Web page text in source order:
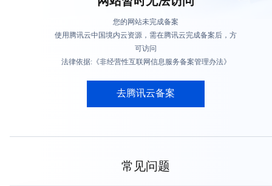
您的网站未完成备案
使用腾讯云中国境内云资源，需在腾讯云完成备案后，方
可访问
法律依据:《非经营性互联网信息服务备案管理办法》
去腾讯云备案
常见问题